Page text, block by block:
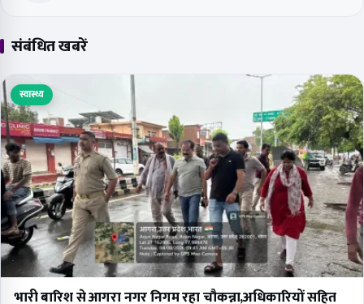
संबंधित खबरें
स्वास्थ्य
भारी बारिश से आगरा नगर निगम रहा चौकन्ना,अधिकारियों सहित